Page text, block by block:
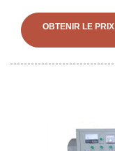
OBTENIR LE PRIX